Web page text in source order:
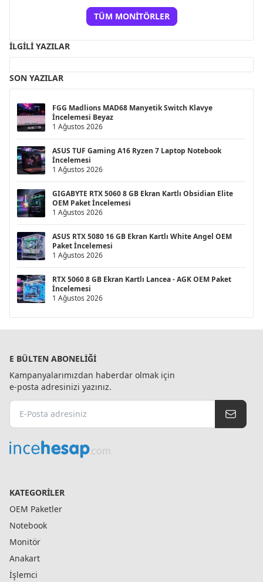
TÜM MONITÖRLER
İLGILI YAZILAR
SON YAZILAR
FGG Madlions MAD68 Manyetik Switch Klavye
İncelemesi Beyaz
1 Ağustos 2026
ASUS TUF Gaming A16 Ryzen 7 Laptop Notebook
İncelemesi
1 Ağustos 2026
GIGABYTE RTX 5060 8 GB Ekran Kartlı Obsidian Elite
OEM Paket İncelemesi
1 Ağustos 2026
ASUS RTX 5080 16 GB Ekran Kartlı White Angel OEM
Paket İncelemesi
1 Ağustos 2026
RTX 5060 8 GB Ekran Kartlı Lancea - AGK OEM Paket
İncelemesi
1 Ağustos 2026
E BÜLTEN ABONELIĞI
Kampanyalarımızdan haberdar olmak için
e-posta adresinizi yazınız.
KATEGORILER
OEM Paketler
Notebook
Monitör
Anakart
İşlemci